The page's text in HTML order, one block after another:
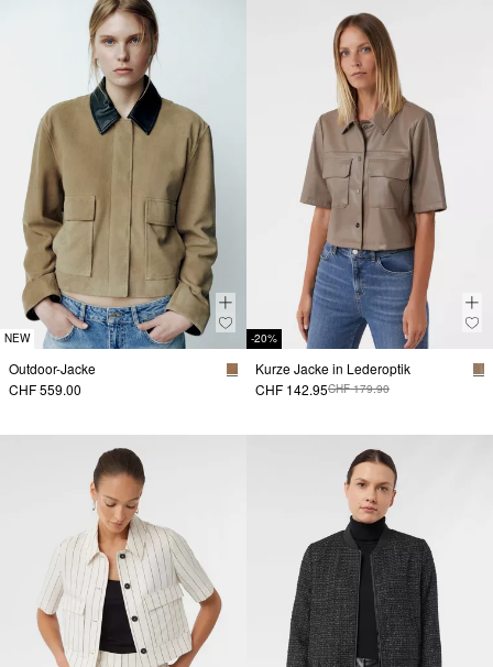
NEW
Outdoor-Jacke
CHF 559.00
-20%
Kurze Jacke in Lederoptik
CHF 142.95CHF 179.90